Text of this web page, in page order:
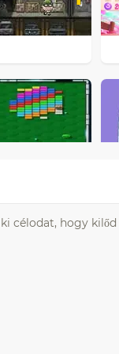
célodat, hogy